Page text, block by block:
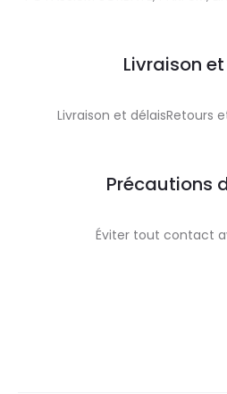
Livraison
Livraison et délaisRetours
Précautions
Éviter tout contact